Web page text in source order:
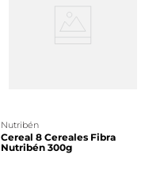
nutribén
Cereal 8 Cereales Fibra
Nutribén 300g